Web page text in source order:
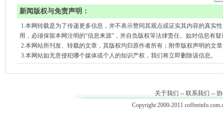
新闻版权与免责声明：
1.本网转载是为了传递更多信息，并不表示赞同其观点或证实其内容的真实
用，必须保留本网注明的“信息来源”，并自负版权等法律责任。如对信息有
2.本网站所刊发、转载的文章，其版权均归原作者所有；附带版权声明的文
3.本网站如无意侵犯哪个媒体或个人的知识产权，我们将立即删除该信息。
关于我们 -- 联系我们 --
Copyright 2000-2011